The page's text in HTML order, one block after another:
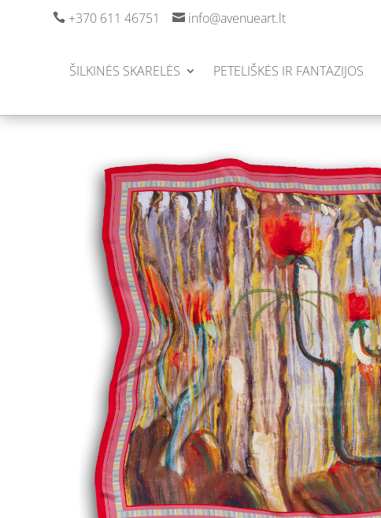
 +370 611 46751  info@avenueart.lt
ŠILKINĖS SKARELĖS PETELIŠKĖS IR FANTAZIJOS